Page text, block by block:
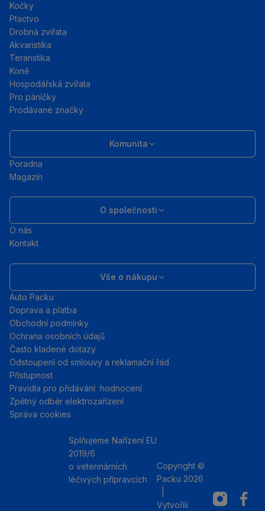
Kočky
Ptactvo
Drobná zvířata
Akvaristika
Teraristika
Koně
Hospodářská zvířata
Pro páníčky
Prodávané značky
Komunita
Poradna
Magazín
O společnosti
O nás
Kontakt
Vše o nákupu
Auto Packu
Doprava a platba
Obchodní podmínky
Ochrana osobních údajů
Často kladené dotazy
Odstoupení od smlouvy a reklamační řád
Přístupnost
Pravidla pro přidávání hodnocení
Zpětný odběr elektrozařízení
Správa cookies
Splňujeme Nařízení EU
2019/6
o veterinárních
léčivých přípravcích
Copyright ©
Packu 2026
Vytvořili
Instagram